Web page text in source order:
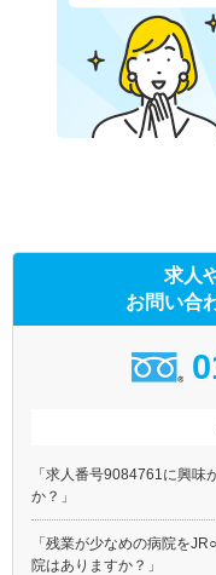
求人
お問い合
「求人番号9084761に興
か？」
「残業が少なめの病院を
院はありますか？」